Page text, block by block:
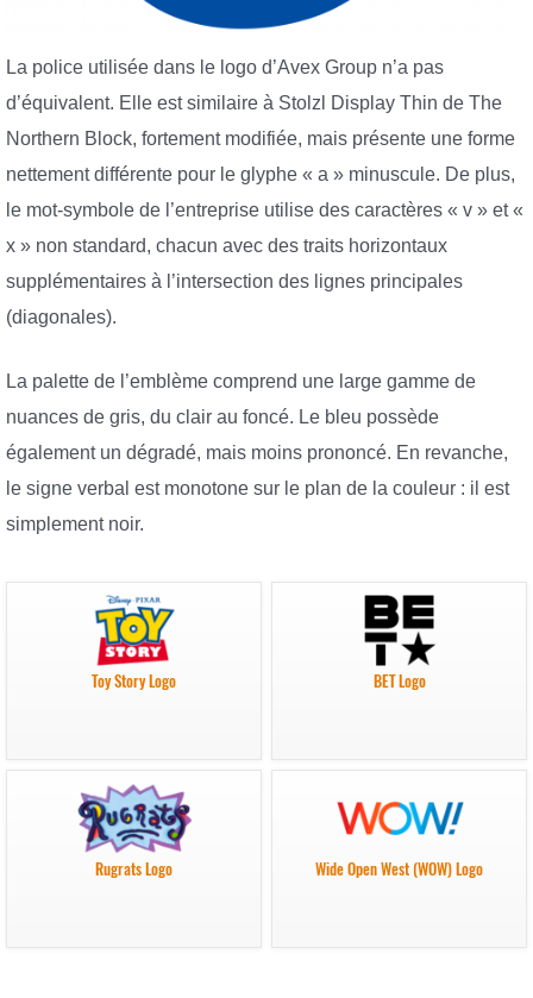
La police utilisée dans le logo d’Avex Group n’a pas
d’équivalent. Elle est similaire à Stolzl Display Thin de The
Northern Block, fortement modifiée, mais présente une forme
nettement différente pour le glyphe « a » minuscule. De plus,
le mot-symbole de l’entreprise utilise des caractères « v » et «
x » non standard, chacun avec des traits horizontaux
supplémentaires à l’intersection des lignes principales
(diagonales).
La palette de l’emblème comprend une large gamme de
nuances de gris, du clair au foncé. Le bleu possède
également un dégradé, mais moins prononcé. En revanche,
le signe verbal est monotone sur le plan de la couleur : il est
simplement noir.
Toy Story Logo BET Logo
Rugrats Logo Wide Open West (WOW) Logo